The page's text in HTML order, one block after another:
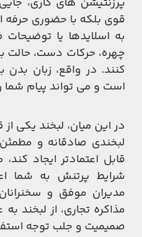
قوی بلکه با حضوری
به اسلایدها یا
چهره، حرکات دست، حالت
کنند. در واقع، زبان بدن
است و می ‌تواند پیام شما
در این میان، لبخند یکی
لبخندی صادقانه و
قابل ‌اعتمادتر ایجاد
شرایط پرتنش به شما
مدیران موفق و
مذاکره تجاری، از لبخند به‌
صمیمیت و جلب توجه